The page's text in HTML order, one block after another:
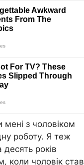
з чоловіком
роботу. Я теж
років
коли чоловік став